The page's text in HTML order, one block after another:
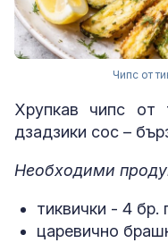
Чипс от
Хрупкав чипс от
дзадзики сос –
Необходими
тиквички - 4 бр.
царевично